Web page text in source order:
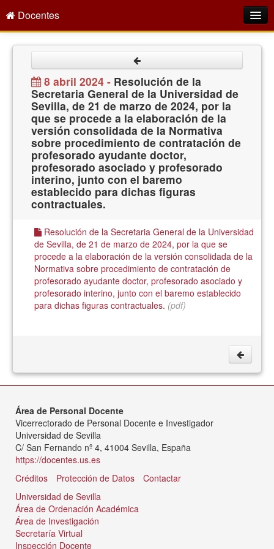
Docentes
Empleo Público
Gestión PDI
Formación y Evaluación
Seprus
Acción Social
Directorio
8 abril 2024 - Resolución de la
Secretaria General de la Universidad de
Sevilla, de 21 de marzo de 2024, por la
que se procede a la elaboración de la
versión consolidada de la Normativa
sobre procedimiento de contratación de
profesorado ayudante doctor,
profesorado asociado y profesorado
interino, junto con el baremo
establecido para dichas figuras
contractuales.
Resolución de la Secretaria General de la Universidad
de Sevilla, de 21 de marzo de 2024, por la que se
procede a la elaboración de la versión consolidada de la
Normativa sobre procedimiento de contratación de
profesorado ayudante doctor, profesorado asociado y
profesorado interino, junto con el baremo establecido
para dichas figuras contractuales. (pdf)
Área de Personal Docente
Vicerrectorado de Personal Docente e Investigador
Universidad de Sevilla
C/ San Fernando nº 4, 41004 Sevilla, España
https://docentes.us.es
Créditos
Protección de Datos
Contactar
Universidad de Sevilla
Área de Ordenación Académica
Área de Investigación
Secretaría Virtual
Inspección Docente